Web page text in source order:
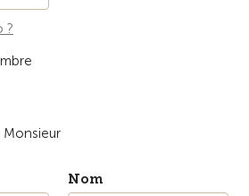
?
Monsieur
Nom